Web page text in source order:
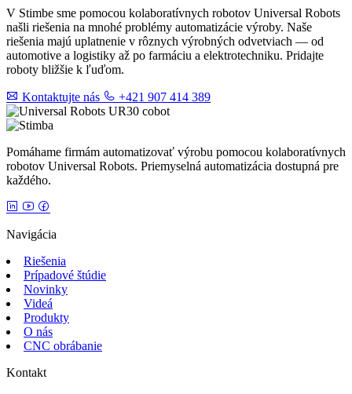
V Stimbe sme pomocou kolaboratívnych robotov Universal Robots
našli riešenia na mnohé problémy automatizácie výroby. Naše
riešenia majú uplatnenie v rôznych výrobných odvetviach — od
automotive a logistiky až po farmáciu a elektrotechniku. Pridajte
roboty bližšie k ľuďom.
Kontaktujte nás +421 907 414 389
Pomáhame firmám automatizovať výrobu pomocou kolaboratívnych
robotov Universal Robots. Priemyselná automatizácia dostupná pre
každého.
Navigácia
Riešenia
Prípadové štúdie
Novinky
Videá
Produkty
O nás
CNC obrábanie
Kontakt